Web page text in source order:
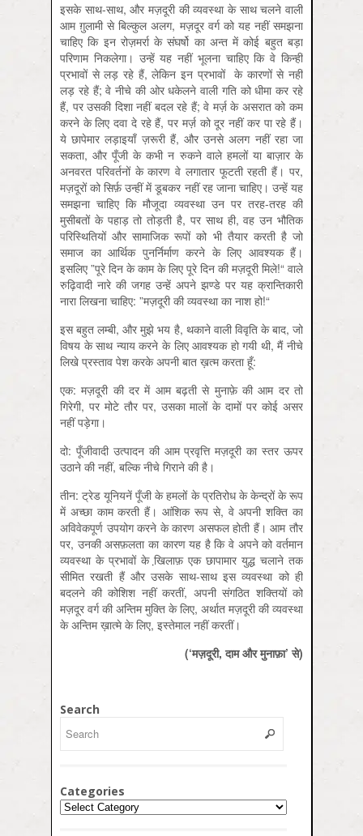
इसके साथ-साथ, और मज़दूरी की व्यवस्था के साथ चलने वाली
आम ग़ुलामी से बिल्कुल अलग, मज़दूर वर्ग को यह नहीं समझना
चाहिए कि इन रोज़मर्रा के संघर्षो का अन्त में कोई बहुत बड़ा
परिणाम निकलेगा। उन्हें यह नहीं भूलना चाहिए कि वे किन्हीं
प्रभावों से लड़ रहे हैं, लेकिन इन प्रभावों के कारणों से नहीं
लड़ रहे हैं; वे नीचे की ओर धकेलने वाली गति को धीमा कर रहे
हैं, पर उसकी दिशा नहीं बदल रहे हैं; वे मर्ज़ के असरात को कम
करने के लिए दवा दे रहे हैं, पर मर्ज़ को दूर नहीं कर पा रहे हैं।
ये छापेमार लड़ाइयाँ ज़रूरी हैं, और उनसे अलग नहीं रहा जा
सकता, और पूँजी के कभी न रुकने वाले हमलों या बाज़ार के
अनवरत परिवर्तनों के कारण वे लगातार फूटती रहती हैं। पर,
मज़दूरों को सिर्फ़ उन्हीं में डूबकर नहीं रह जाना चाहिए। उन्हें यह
समझना चाहिए कि मौजूदा व्यवस्था उन पर तरह-तरह की
मुसीबतों के पहाड़ तो तोड़ती है, पर साथ ही, वह उन भौतिक
परिस्थितियों और सामाजिक रूपों को भी तैयार करती है जो
समाज का आर्थिक पुनर्निर्माण करने के लिए आवश्यक हैं।
इसलिए ”पूरे दिन के काम के लिए पूरे दिन की मज़दूरी मिले!“ वाले
रुढ़िवादी नारे की जगह उन्हें अपने झण्डे पर यह क्रान्तिकारी
नारा लिखना चाहिए: ”मज़दूरी की व्यवस्था का नाश हो!“
इस बहुत लम्बी, और मुझे भय है, थकाने वाली विवृति के बाद, जो
विषय के साथ न्याय करने के लिए आवश्यक हो गयी थी, मैं नीचे
लिखे प्रस्ताव पेश करके अपनी बात ख़त्म करता हूँ:
एक: मज़दूरी की दर में आम बढ़ती से मुनाफ़े की आम दर तो
गिरेगी, पर मोटे तौर पर, उसका मालों के दामों पर कोई असर
नहीं पड़ेगा।
दो: पूँजीवादी उत्पादन की आम प्रवृत्ति मज़दूरी का स्तर ऊपर
उठाने की नहीं, बल्कि नीचे गिराने की है।
तीन: ट्रेड यूनियनें पूँजी के हमलों के प्रतिरोध के केन्द्रों के रूप
में अच्छा काम करती हैं। आंशिक रूप से, वे अपनी शक्ति का
अविवेकपूर्ण उपयोग करने के कारण असफल होती हैं। आम तौर
पर, उनकी असफ़लता का कारण यह है कि वे अपने को वर्तमान
व्यवस्था के प्रभावों के खि़लाफ़ एक छापामार युद्ध चलाने तक
सीमित रखती हैं और उसके साथ-साथ इस व्यवस्था को ही
बदलने की कोशिश नहीं करतीं, अपनी संगठित शक्तियों को
मज़दूर वर्ग की अन्तिम मुक्ति के लिए, अर्थात मज़दूरी की व्यवस्था
के अन्तिम ख़ात्मे के लिए, इस्तेमाल नहीं करतीं।
(‘मज़दूरी, दाम और मुनाफ़ा’ से)
Search
Categories
Categories